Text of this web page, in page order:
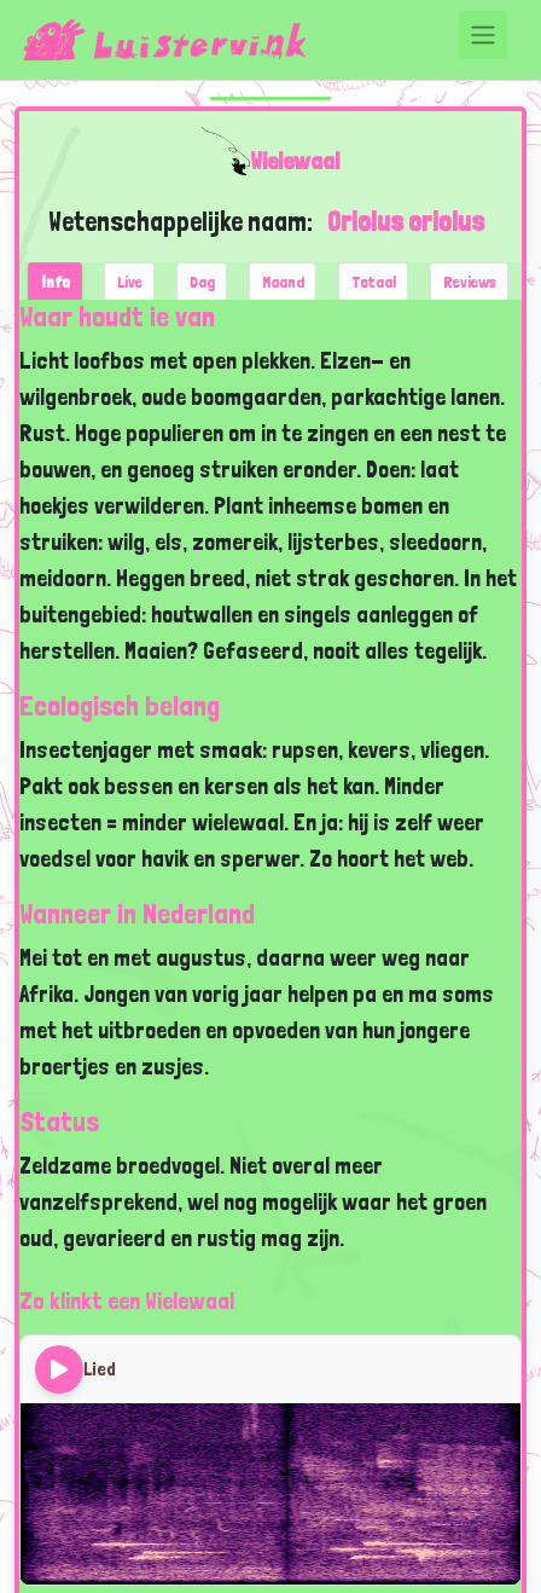
Wielewaal
Wetenschappelijke naam: Oriolus oriolus
Info Live Dag Maand Totaal Reviews
Waar houdt ie van
Licht loofbos met open plekken. Elzen- en
wilgenbroek, oude boomgaarden, parkachtige lanen.
Rust. Hoge populieren om in te zingen en een nest te
bouwen, en genoeg struiken eronder. Doen: laat
hoekjes verwilderen. Plant inheemse bomen en
struiken: wilg, els, zomereik, lijsterbes, sleedoorn,
meidoorn. Heggen breed, niet strak geschoren. In het
buitengebied: houtwallen en singels aanleggen of
herstellen. Maaien? Gefaseerd, nooit alles tegelijk.
Ecologisch belang
Insectenjager met smaak: rupsen, kevers, vliegen.
Pakt ook bessen en kersen als het kan. Minder
insecten = minder wielewaal. En ja: hij is zelf weer
voedsel voor havik en sperwer. Zo hoort het web.
Wanneer in Nederland
Mei tot en met augustus, daarna weer weg naar
Afrika. Jongen van vorig jaar helpen pa en ma soms
met het uitbroeden en opvoeden van hun jongere
broertjes en zusjes.
Status
Zeldzame broedvogel. Niet overal meer
vanzelfsprekend, wel nog mogelijk waar het groen
oud, gevarieerd en rustig mag zijn.
Zo klinkt een Wielewaal
Lied